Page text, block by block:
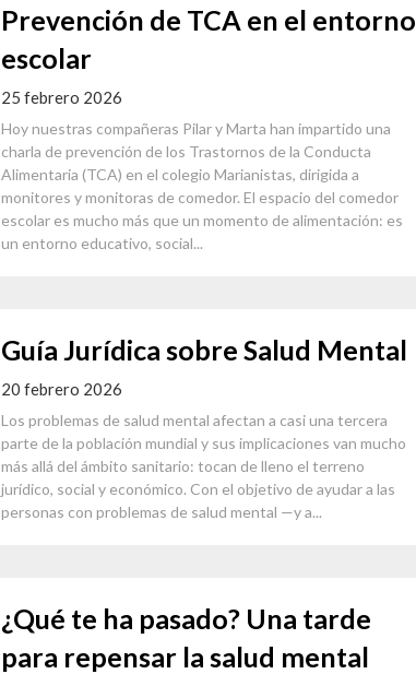
Prevención de TCA en el entorno
escolar
25 febrero 2026
Hoy nuestras compañeras Pilar y Marta han impartido una
charla de prevención de los Trastornos de la Conducta
Alimentaria (TCA) en el colegio Marianistas, dirigida a
monitores y monitoras de comedor. El espacio del comedor
escolar es mucho más que un momento de alimentación: es
un entorno educativo, social...
Guía Jurídica sobre Salud Mental
20 febrero 2026
Los problemas de salud mental afectan a casi una tercera
parte de la población mundial y sus implicaciones van mucho
más allá del ámbito sanitario: tocan de lleno el terreno
jurídico, social y económico. Con el objetivo de ayudar a las
personas con problemas de salud mental —y a...
¿Qué te ha pasado? Una tarde
para repensar la salud mental